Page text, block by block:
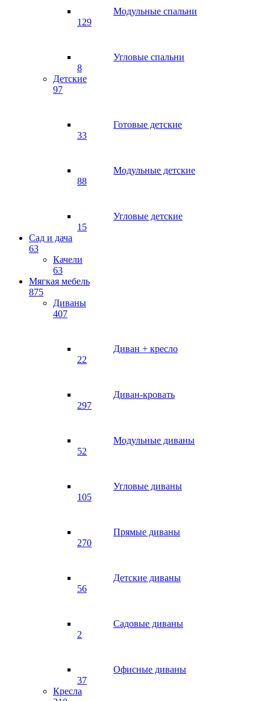
Модульные спальни
129
Угловые спальни
8
Детские
97
Готовые детские
33
Модульные детские
88
Угловые детские
15
Сад и дача
63
Качели
63
Мягкая мебель
875
Диваны
407
Диван + кресло
22
Диван-кровать
297
Модульные диваны
52
Угловые диваны
105
Прямые диваны
270
Детские диваны
56
Садовые диваны
2
Офисные диваны
37
Кресла